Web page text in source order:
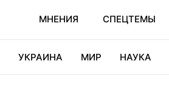
МНЕНИЯ СПЕЦТЕМЫ
УКРАИНА МИР НАУКА